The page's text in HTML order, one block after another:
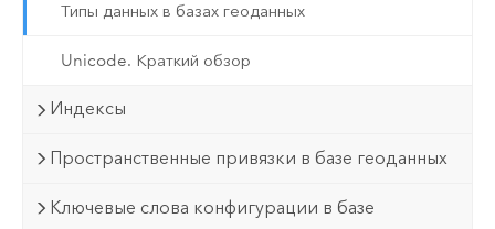
Типы данных в базах геоданных
Unicode. Краткий обзор
Индексы
Пространственные привязки в базе геоданных
Ключевые слова конфигурации в базе